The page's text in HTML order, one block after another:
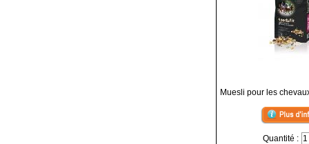
Muesli pour les
Quantité :